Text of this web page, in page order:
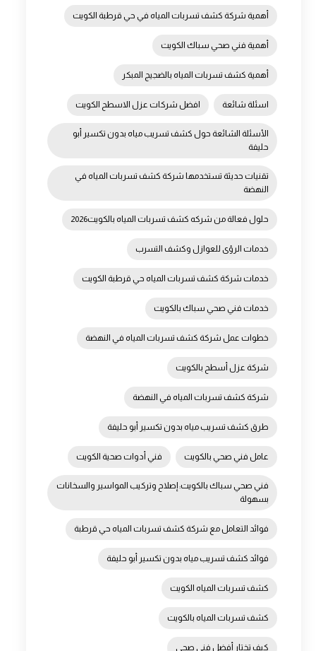
أهمية شركة كشف تسربات المياه في حي قرطبة الكويت
أهمية فني صحي سباك الكويت
أهمية كشف تسربات المياه بالضجيج المبكر
اسئلة شائعة افضل شركات عزل الاسطح الكويت
الأسئلة الشائعة حول كشف تسريب مياه بدون تكسير أبو
حليفة
تقنيات حديثة تستخدمها شركة كشف تسربات المياه في
النهضة
حلول فعالة من شركه كشف تسربات المياه بالكويت2026
خدمات الرؤى للعوازل وكشف التسرب
خدمات شركة كشف تسربات المياه حي قرطبة الكويت
خدمات فني صحي سباك بالكويت
خطوات عمل شركة كشف تسربات المياه في النهضة
شركة عزل أسطح بالكويت
شركة كشف تسربات المياه في النهضة
طرق كشف تسريب مياه بدون تكسير أبو حليفة
عامل فني صحي بالكويت فني أدوات صحية الكويت
فني صحي سباك بالكويت: إصلاح وتركيب المواسير والسخانات
بسهولة
فوائد التعامل مع شركة كشف تسربات المياه حي قرطبة
فوائد كشف تسريب مياه بدون تكسير أبو حليفة
كشف تسربات المياه الكويت
كشف تسربات المياه بالكويت
كيف تختار أفضل فني صحي